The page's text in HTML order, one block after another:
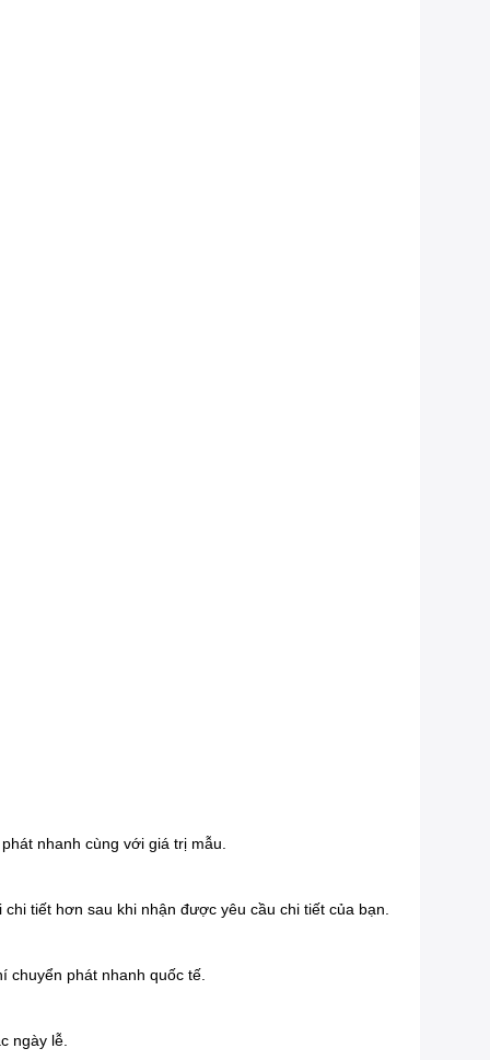
nhanh cùng với giá trị mẫu.
tiết hơn sau khi nhận được yêu cầu chi tiết của bạn.
chuyển phát nhanh quốc tế.
ngày lễ.